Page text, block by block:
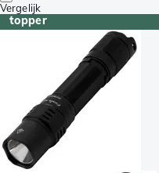
Vergelijk
topper